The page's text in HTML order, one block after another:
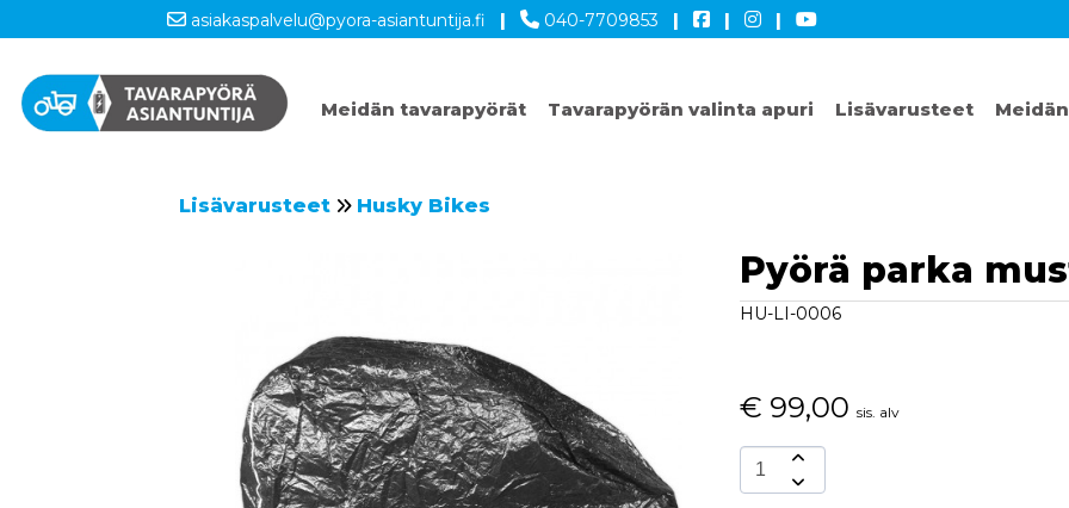
asiakaspalvelu@pyora-asiantuntija.fi | 040-7709853 | | |
Meidän tavarapyörät Tavarapyörän valinta apuri Lisävarusteet
Lisävarusteet Husky Bikes
Pyörä parka
HU-LI-0006
€ 99,00 sis. alv